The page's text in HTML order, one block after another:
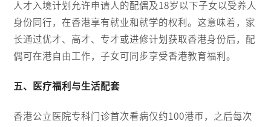
人才入境计划允许申请人的配偶及18岁以下子女以受养人
身份同行，在香港享有就业和就学的权利。这意味着，家
长通过优才、高才、专才或进修计划获取香港身份后，配
偶可在港自由工作，子女可同步享受香港教育福利。
五、医疗福利与生活配套
香港公立医院专科门诊首次看病仅约100港币，之后每次